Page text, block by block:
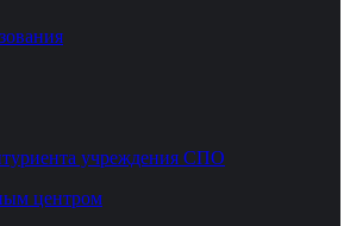
учреждения СПО
центром